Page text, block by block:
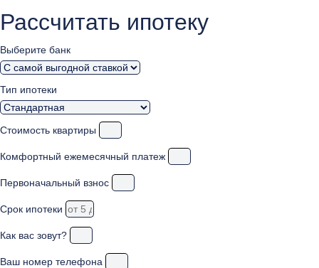
Рассчитать ипотеку
Выберите банк
Тип ипотеки
Стоимость квартиры
Комфортный ежемесячный платеж
Первоначальный взнос
Срок ипотеки
Как вас зовут?
Ваш номер телефона